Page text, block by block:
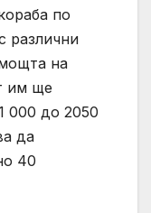
по
различни
на
им ще
000 до 2050
да
40